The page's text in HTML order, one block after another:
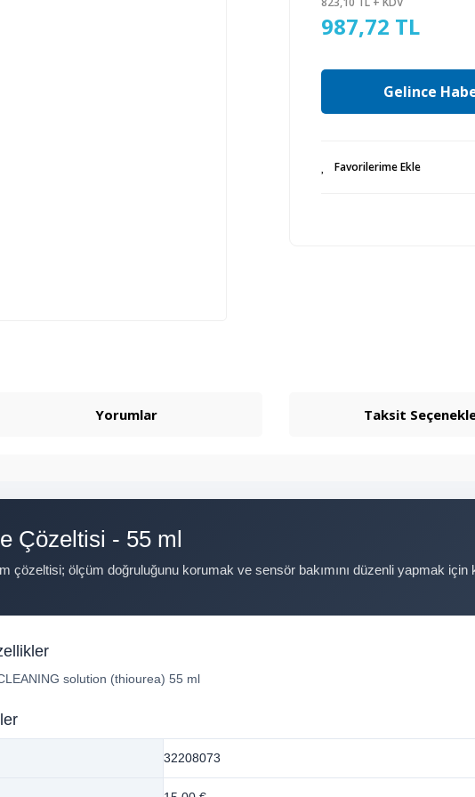
987,72 TL
Gelince
Yorumlar Taksit
Çözeltisi - 55 ml
çözeltisi; ölçüm doğruluğunu korumak ve sensör bakımını düzenli yapmak için
solution (thiourea) 55 ml
32208073